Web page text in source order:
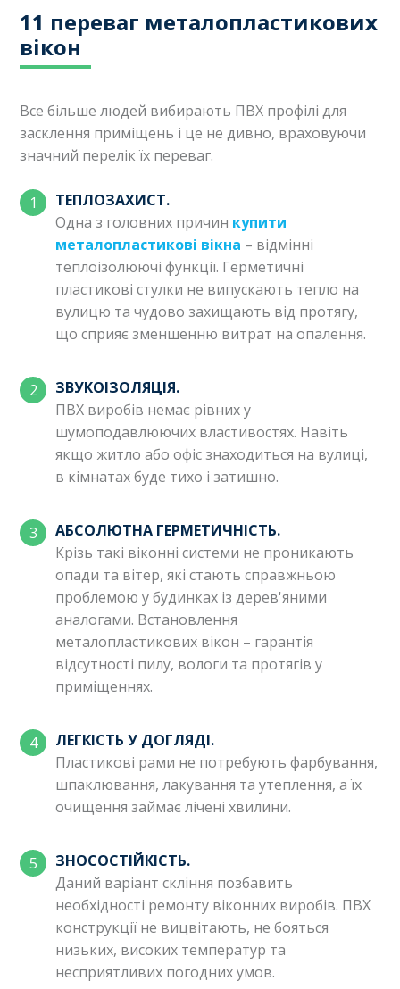
11 переваг металопластикових
вікон
Все більше людей вибирають ПВХ профілі для
засклення приміщень і це не дивно, враховуючи
значний перелік їх переваг.
ТЕПЛОЗАХИСТ.
Одна з головних причин купити
металопластикові вікна – відмінні
теплоізолюючі функції. Герметичні
пластикові стулки не випускають тепло на
вулицю та чудово захищають від протягу,
що сприяє зменшенню витрат на опалення.
ЗВУКОІЗОЛЯЦІЯ.
ПВХ виробів немає рівних у
шумоподавлюючих властивостях. Навіть
якщо житло або офіс знаходиться на вулиці,
в кімнатах буде тихо і затишно.
АБСОЛЮТНА ГЕРМЕТИЧНІСТЬ.
Крізь такі віконні системи не проникають
опади та вітер, які стають справжньою
проблемою у будинках із дерев'яними
аналогами. Встановлення
металопластикових вікон – гарантія
відсутності пилу, вологи та протягів у
приміщеннях.
ЛЕГКІСТЬ У ДОГЛЯДІ.
Пластикові рами не потребують фарбування,
шпаклювання, лакування та утеплення, а їх
очищення займає лічені хвилини.
ЗНОСОСТІЙКІСТЬ.
Даний варіант скління позбавить
необхідності ремонту віконних виробів. ПВХ
конструкції не вицвітають, не бояться
низьких, високих температур та
несприятливих погодних умов.